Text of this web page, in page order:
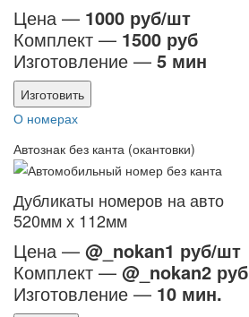
Цена — 1000 руб/шт
Комплект — 1500 руб
Изготовление — 5 мин
Изготовить
О номерах
Автознак без канта (окантовки)
Дубликаты номеров на авто
520мм х 112мм
Цена — @_nokan1 руб/шт
Комплект — @_nokan2 руб
Изготовление — 10 мин.